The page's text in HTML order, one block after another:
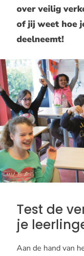
over veilig
of jij weet hoe
deelneemt!
Test de
je
Aan de hand van